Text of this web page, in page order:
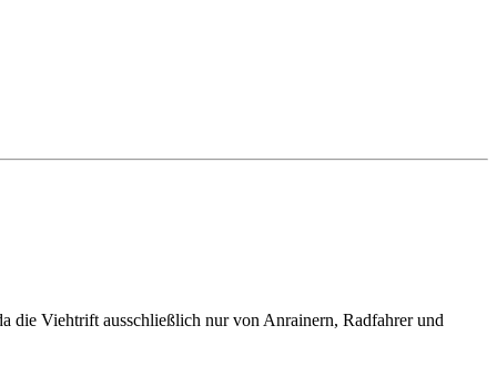
die Viehtrift ausschließlich nur von Anrainern, Radfahrer und